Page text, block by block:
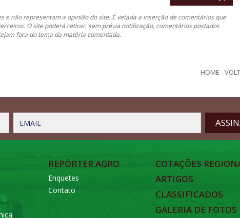
e não representam a opinião do site. É vetada a inserção de comentários que
O site poderá retirar, sem prévia notificação, comentários postados
fora do tema da matéria comentada.
HOME -
EMAIL
REPÓRTER AGRO
Enquetes
Contato
COTAÇÕES
ARTIGOS
CLASSIFICADOS
GALERIA DE FOTOS